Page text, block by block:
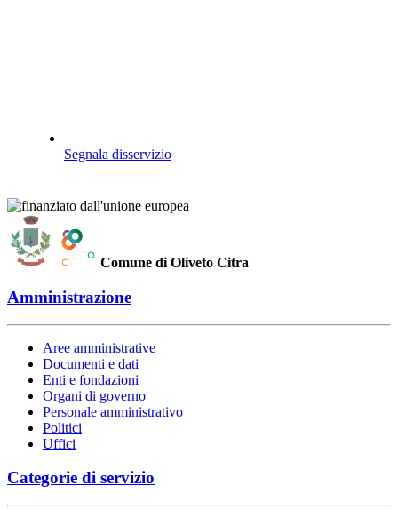
Segnala disservizio
Comune di Oliveto Citra
Amministrazione
Aree amministrative
Documenti e dati
Enti e fondazioni
Organi di governo
Personale amministrativo
Politici
Uffici
Categorie di servizio